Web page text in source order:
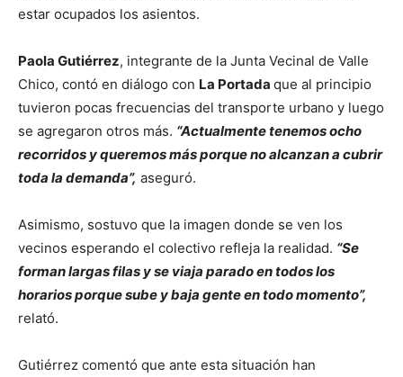
estar ocupados los asientos.
Paola Gutiérrez, integrante de la Junta Vecinal de Valle
Chico, contó en diálogo con La Portada que al principio
tuvieron pocas frecuencias del transporte urbano y luego
se agregaron otros más. “Actualmente tenemos ocho
recorridos y queremos más porque no alcanzan a cubrir
toda la demanda”, aseguró.
Asimismo, sostuvo que la imagen donde se ven los
vecinos esperando el colectivo refleja la realidad. “Se
forman largas filas y se viaja parado en todos los
horarios porque sube y baja gente en todo momento”,
relató.
Gutiérrez comentó que ante esta situación han